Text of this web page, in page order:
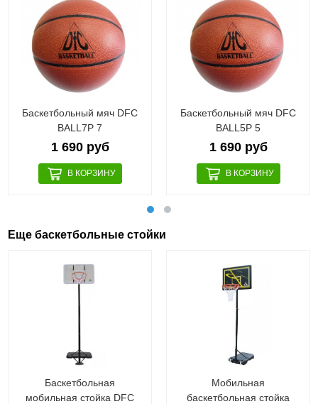
Баскетбольный мяч DFC
BALL7P 7
1 690 руб
Баскетбольный мяч DFC
BALL5P 5
1 690 руб
Еще баскетбольные стойки
Баскетбольная
мобильная стойка DFC
Мобильная
баскетбольная стойка